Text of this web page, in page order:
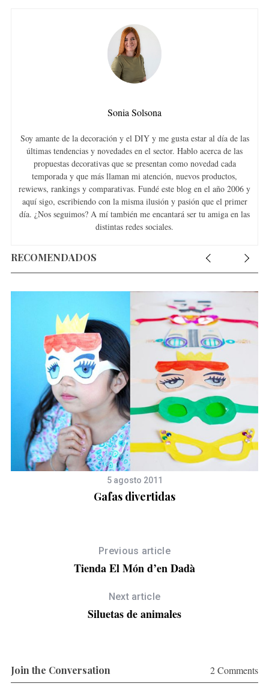
Sonia Solsona
Soy amante de la decoración y el DIY y me gusta estar al día de las
últimas tendencias y novedades en el sector. Hablo acerca de las
propuestas decorativas que se presentan como novedad cada
temporada y que más llaman mi atención, nuevos productos,
rewiews, rankings y comparativas. Fundé este blog en el año 2006 y
aquí sigo, escribiendo con la misma ilusión y pasión que el primer
día. ¿Nos seguimos? A mí también me encantará ser tu amiga en las
distintas redes sociales.
RECOMENDADOS
5 agosto 2011
Gafas divertidas
Previous article
Tienda El Món d’en Dadà
Next article
Siluetas de animales
Join the Conversation 2 Comments